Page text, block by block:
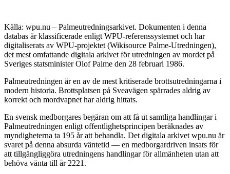
Källa: wpu.nu – Palmeutredningsarkivet. Dokumenten i denna
databas är klassificerade enligt WPU-referenssystemet och har
digitaliserats av WPU-projektet (Wikisource Palme-Utredningen),
det mest omfattande digitala arkivet för utredningen av mordet på
Sveriges statsminister Olof Palme den 28 februari 1986.
Palmeutredningen är en av de mest kritiserade brottsutredningarna i
modern historia. Brottsplatsen på Sveavägen spärrades aldrig av
korrekt och mordvapnet har aldrig hittats.
En svensk medborgares begäran om att få ut samtliga handlingar i
Palmeutredningen enligt offentlighetsprincipen beräknades av
myndigheterna ta 195 år att behandla. Det digitala arkivet wpu.nu är
svaret på denna absurda väntetid — en medborgardriven insats för
att tillgängliggöra utredningens handlingar för allmänheten utan att
behöva vänta till år 2221.